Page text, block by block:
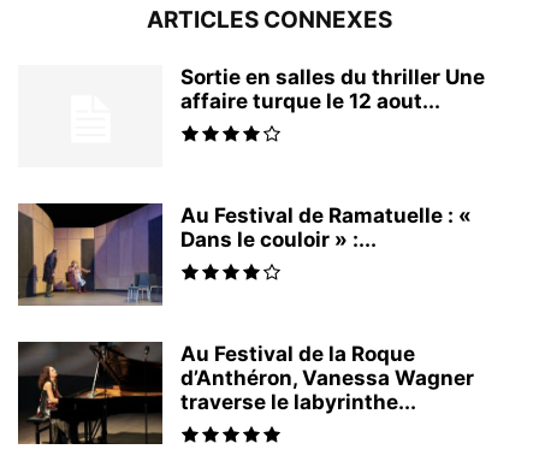
ARTICLES CONNEXES
Sortie en salles du thriller Une
affaire turque le 12 aout...
Au Festival de Ramatuelle : «
Dans le couloir » :...
Au Festival de la Roque
d’Anthéron, Vanessa Wagner
traverse le labyrinthe...